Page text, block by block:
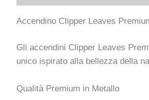
Accendino Clipper Leaves
Gli accendini Clipper Leaves
unico ispirato alla bellezza della
Qualità Premium in Metallo